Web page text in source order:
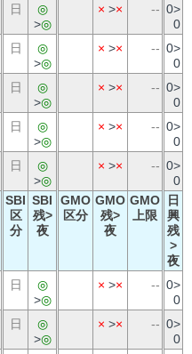
日
◎
>◎
× >× -- 0>
0
日
◎
>◎
× >× -- 0>
0
日
◎
>◎
× >× -- 0>
0
日
◎
>◎
× >× -- 0>
0
日
◎
>◎
× >× -- 0>
0
SBI
区
分
SBI
残>
夜
GMO
区分
GMO
残>
夜
GMO
上限
日
興
残
>
夜
日
◎
>◎
× >× -- 0>
0
日
◎
>◎
× >× -- 0>
0